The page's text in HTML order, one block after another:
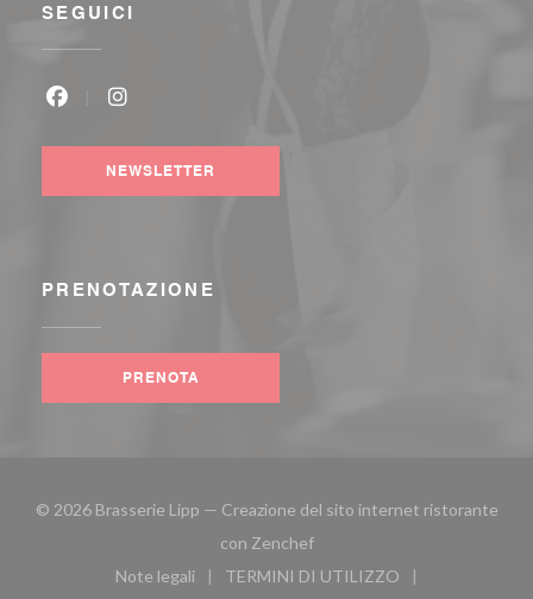
SEGUICI
NEWSLETTER
PRENOTAZIONE
PRENOTA
© 2026 Brasserie Lipp — Creazione del sito internet ristorante
con Zenchef((apre una nuova finestra))
Note legali
((apre una nuova finestra))
TERMINI DI UTILIZZO
((apre una nuova finestra))